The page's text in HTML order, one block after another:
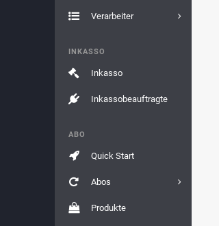
Verarbeiter
INKASSO
Inkasso
Inkassobeauftragte
ABO
Quick Start
Abos
Produkte